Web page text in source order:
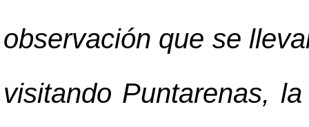
observación que se
visitando Puntarenas,